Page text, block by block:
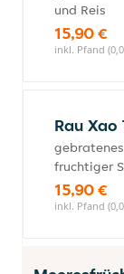
und Reis
15,90 €
inkl. Pfand
Rau
fruchtiger
15,90 €
inkl. Pfand